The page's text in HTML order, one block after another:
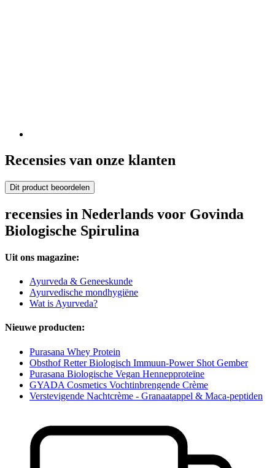
Recensies van onze klanten
Dit product beoordelen
recensies in Nederlands voor Govinda
Biologische Spirulina
Uit ons magazine:
Ayurveda & Geneeskunde
Ayurvedische mondhygiëne
Wat is Ayurveda?
Nieuwe producten:
Purasana Whey Protein
Obsthof Retter Biologisch Immuun-Power Shot Gember
Purasana Biologische Vegan Hennepproteïne
GYADA Cosmetics Vochtinbrengende Crème
Verstevigende Nachtcrème - Granaatappel & Maca-peptiden